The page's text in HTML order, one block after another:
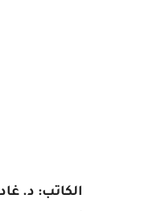
الكاتب: د.